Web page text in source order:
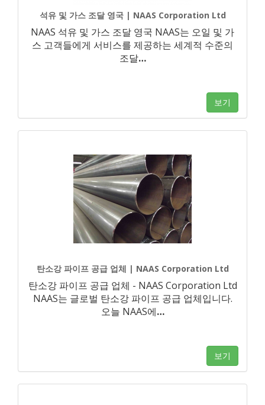
석유 및 가스 조달 영국 | NAAS Corporation Ltd
NAAS 석유 및 가스 조달 영국 NAAS는 오일 및 가
스 고객들에게 서비스를 제공하는 세계적 수준의
조달…
보기
탄소강 파이프 공급 업체 | NAAS Corporation Ltd
탄소강 파이프 공급 업체 - NAAS Corporation Ltd
NAAS는 글로벌 탄소강 파이프 공급 업체입니다.
오늘 NAAS에…
보기